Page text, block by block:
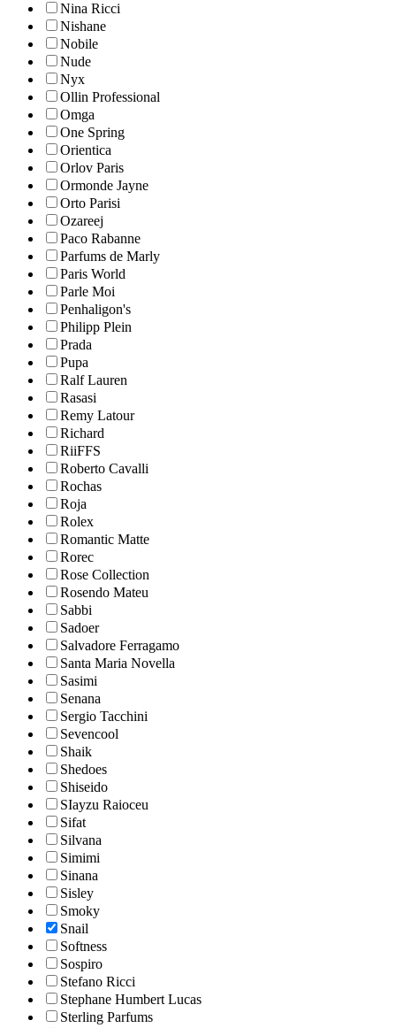
Nina Ricci
Nishane
Nobile
Nude
Nyx
Ollin Professional
Omga
One Spring
Orientica
Orlov Paris
Ormonde Jayne
Orto Parisi
Ozareej
Paco Rabanne
Parfums de Marly
Paris World
Parle Moi
Penhaligon's
Philipp Plein
Prada
Pupa
Ralf Lauren
Rasasi
Remy Latour
Richard
RiiFFS
Roberto Cavalli
Rochas
Roja
Rolex
Romantic Matte
Rorec
Rose Collection
Rosendo Mateu
Sabbi
Sadoer
Salvadore Ferragamo
Santa Maria Novella
Sasimi
Senana
Sergio Tacchini
Sevencool
Shaik
Shedoes
Shiseido
SIayzu Raioceu
Sifat
Silvana
Simimi
Sinana
Sisley
Smoky
Snail
Softness
Sospiro
Stefano Ricci
Stephane Humbert Lucas
Sterling Parfums